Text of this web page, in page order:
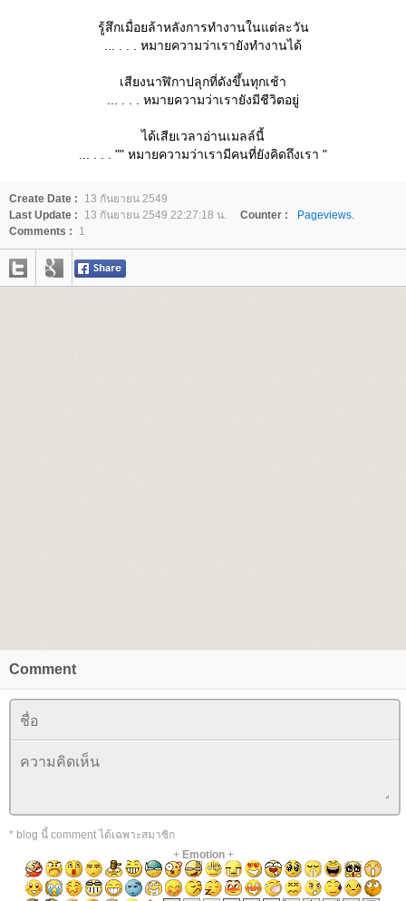
รู้สึกเมื่อยล้าหลังการทำงานในแต่ละวัน
... . . . หมายความว่าเรายังทำงานได้
เสียงนาฬิกาปลุกที่ดังขึ้นทุกเช้า
... . . . หมายความว่าเรายังมีชีวิตอยู่
ได้เสียเวลาอ่านเมลล์นี้
... . . . "" หมายความว่าเรามีคนที่ยังคิดถึงเรา "
Create Date :
13 กันยายน 2549
Last Update :
13 กันยายน 2549 22:27:18 น. Counter :
Pageviews.
Comments :
1
Comment
* blog นี้ comment ได้เฉพาะสมาชิก
+ Emotion+